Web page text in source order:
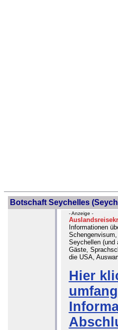
Botschaft Seychelles
- Anzeige -
Informationen
Seychellen (und
Gäste,
die USA,
Hier